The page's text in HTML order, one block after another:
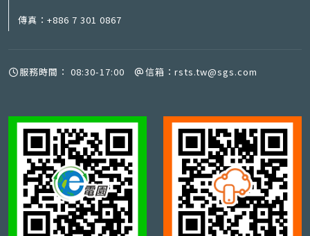
傳真： +886 7 301 0867
服務時間： 08:30-17:00 信箱： rsts.tw@sgs.com